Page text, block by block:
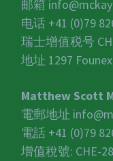
邮箱
电话 +41 (0)79
瑞士增值税号
地址 1297
Matthew Scott
電郵地址
電話 +41 (0)79
增值稅號: CHE-